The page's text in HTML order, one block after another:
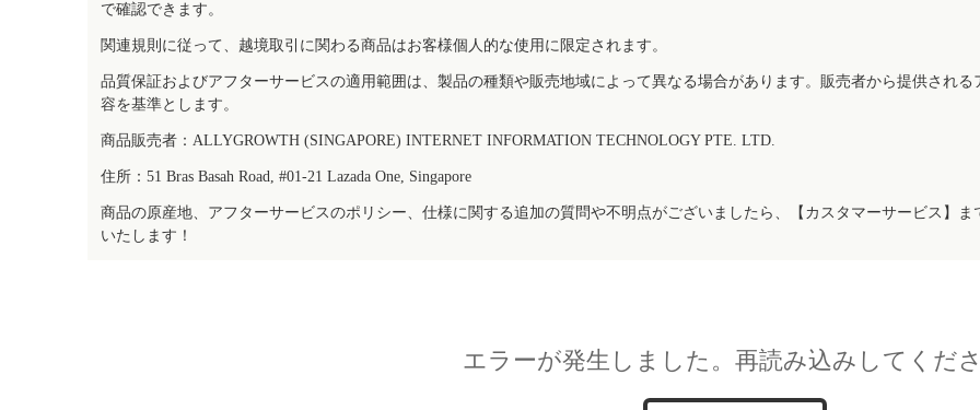
で確認できます。
関連規則に従って、越境取引に関わる商品はお客様個人的な使用に限定されます。
品質保証およびアフターサービスの適用範囲は、製品の種類や販売地域によって異なる場合があります。販売者から提供され
容を基準とします。
商品販売者：ALLYGROWTH (SINGAPORE) INTERNET INFORMATION TECHNOLOGY PTE. LTD.
住所：51 Bras Basah Road, #01-21 Lazada One, Singapore
商品の原産地、アフターサービスのポリシー、仕様に関する追加の質問や不明点がございましたら、【カスタマーサービス】
いたします！
エラーが発生しました。再読み込みしてくだ